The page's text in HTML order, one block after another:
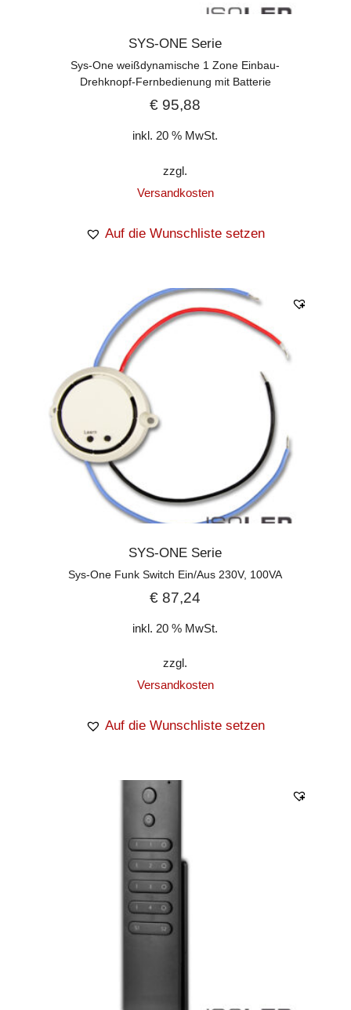
SYS-ONE Serie
Sys-One weißdynamische 1 Zone Einbau-
Drehknopf-Fernbedienung mit Batterie
€ 95,88
inkl. 20 % MwSt.
zzgl.
Versandkosten
Auf die Wunschliste setzen
SYS-ONE Serie
Sys-One Funk Switch Ein/Aus 230V, 100VA
€ 87,24
inkl. 20 % MwSt.
zzgl.
Versandkosten
Auf die Wunschliste setzen